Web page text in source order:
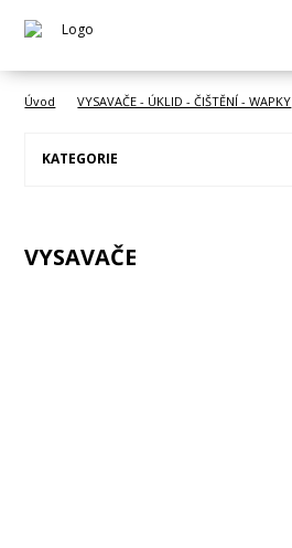
Úvod VYSAVAČE - ÚKLID - ČIŠTĚNÍ - WAPKY
KATEGORIE
VYSAVAČE